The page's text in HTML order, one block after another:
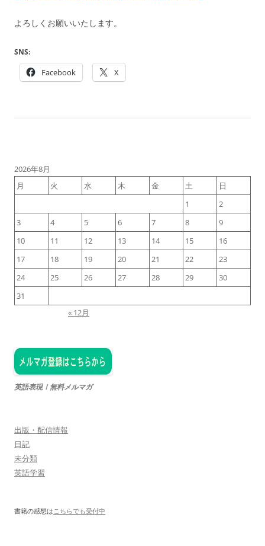
よろしくお願いいたします。
SNS:
Facebook X
2026年8月
月
火 水 木 金 土
日
1
2
3
4 5 6 7 8
9
10
11 12 13 14 15
16
17
18 19 20 21 22
23
24
25 26 27 28 29
30
31
« 12月
英語表現！無料メルマガ
出版・配信情報
日記
未分類
英語学習
書籍の感想はこちらでも受付中